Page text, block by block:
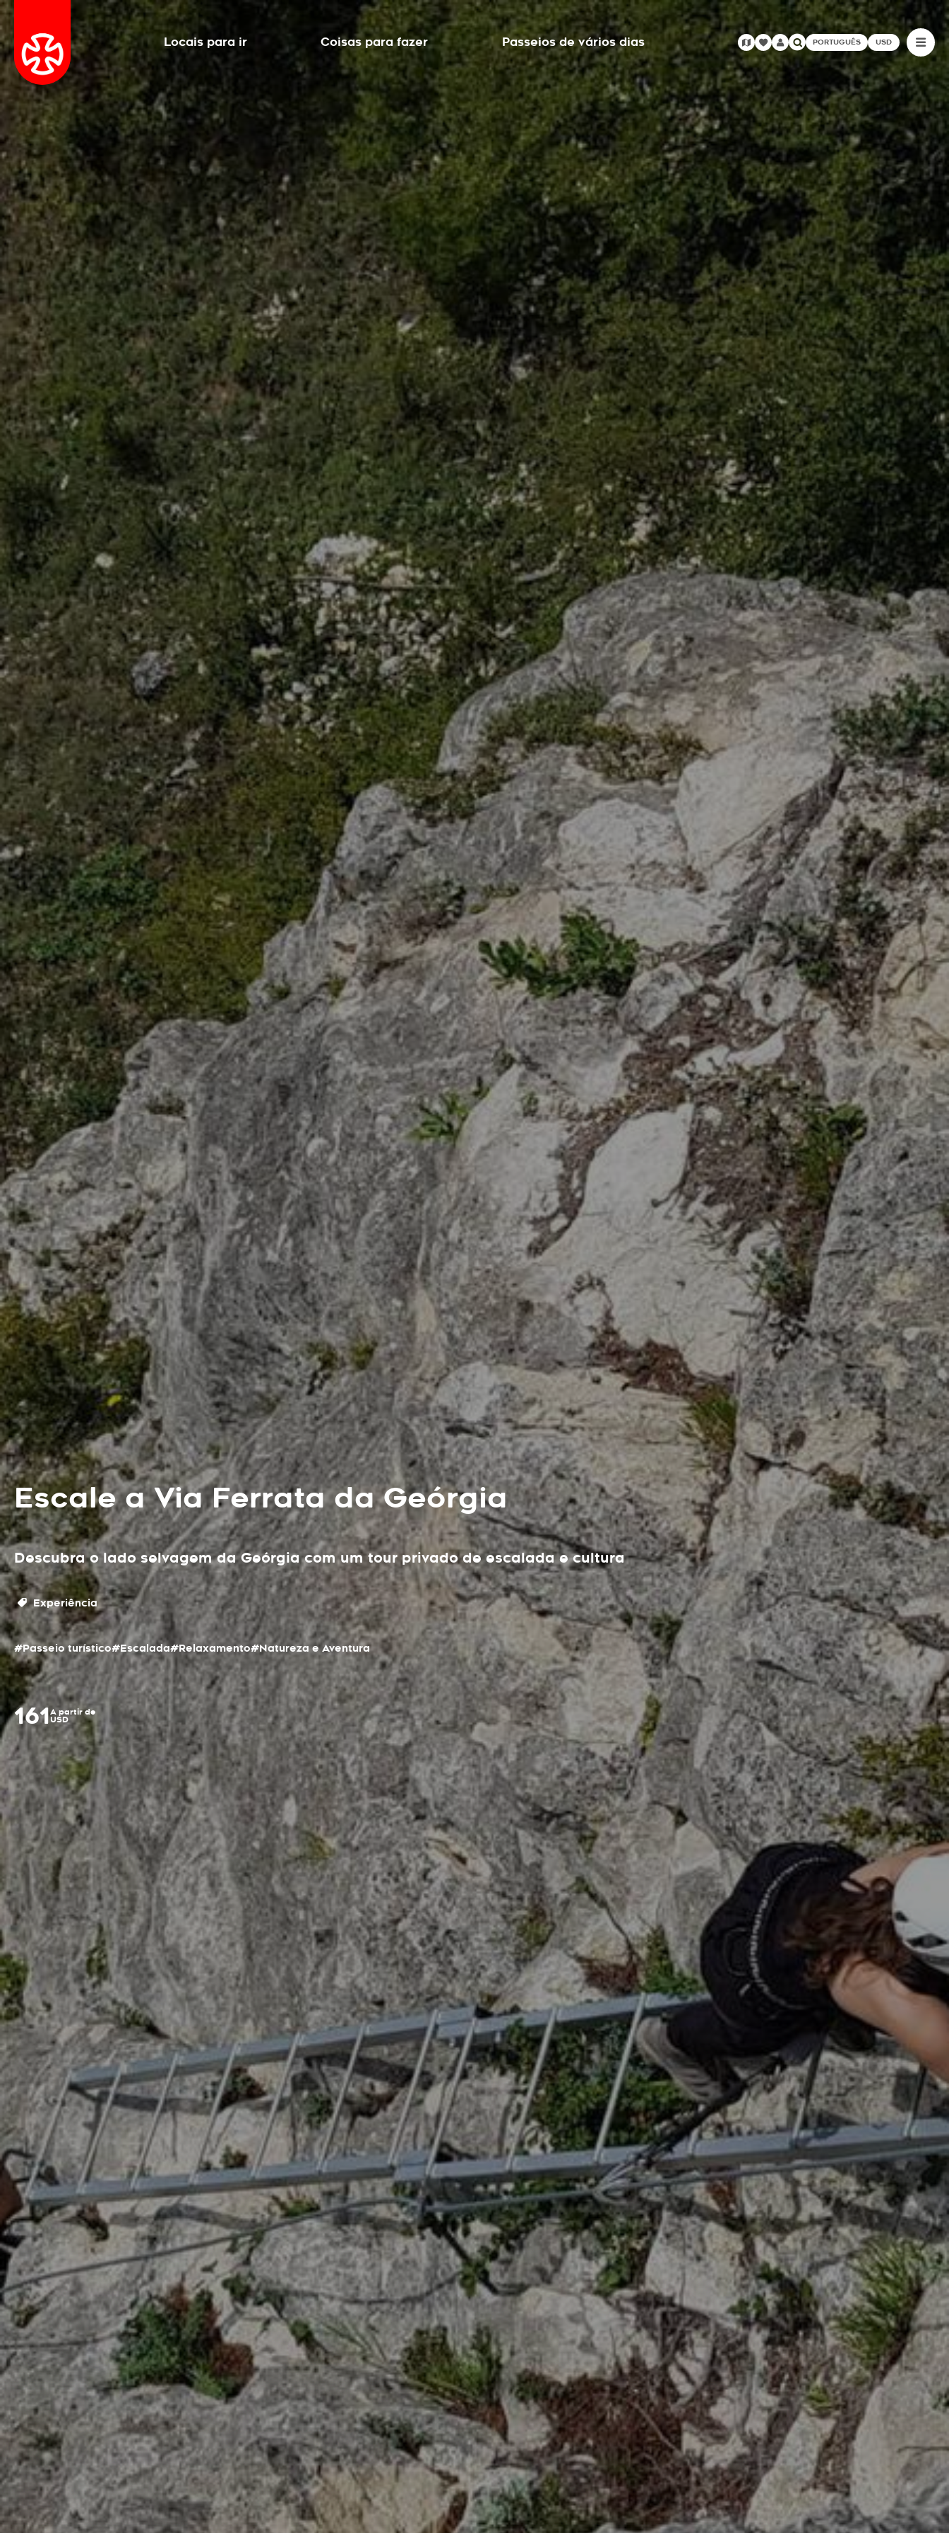
Locais para ir Coisas para fazer Passeios de vários dias PORTUGUÊS USD
Escale a Via Ferrata da Geórgia
Descubra o lado selvagem da Geórgia com um tour privado de escalada e cultura
Experiência
#Passeio turístico#Escalada#Relaxamento#Natureza e Aventura
161A partir de
USD